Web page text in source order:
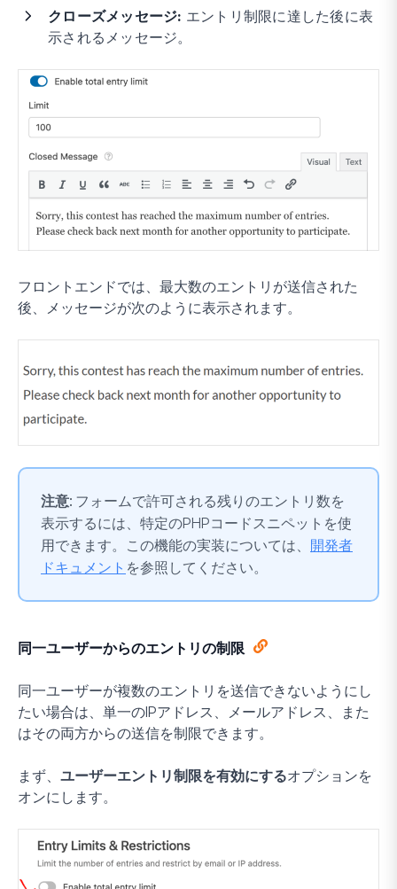
クローズメッセージ: エントリ制限に達した後に表
示されるメッセージ。
フロントエンドでは、最大数のエントリが送信された
後、メッセージが次のように表示されます。
注意: フォームで許可される残りのエントリ数を
表示するには、特定のPHPコードスニペットを使
用できます。この機能の実装については、 開発者
ドキュメント を参照してください。
同一ユーザーからのエントリの制限
同一ユーザーが複数のエントリを送信できないようにし
たい場合は、単一のIPアドレス、メールアドレス、また
はその両方からの送信を制限できます。
まず、 ユーザーエントリ制限を有効にするオプションを
オンにします。